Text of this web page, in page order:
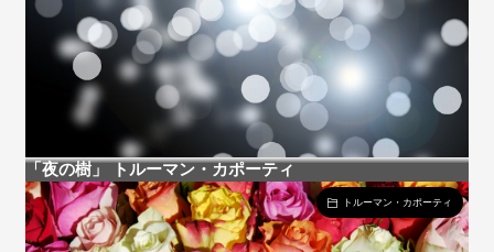
「夜の樹」 トルーマン・カポーティ
トルーマン・カポーティ